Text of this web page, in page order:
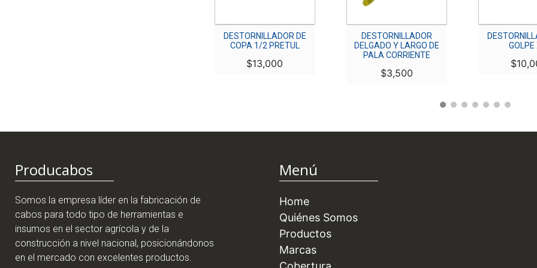
DESTORNILLADOR DE
COPA 1/2 PRETUL
$13,000
DESTORNILLADOR
DELGADO Y LARGO DE
PALA CORRIENTE
$3,500
GOLPE
$
Producabos
Somos la empresa líder en la fabricación de
cabos para todo tipo de herramientas e
insumos en el sector agrícola y de la
construcción a nivel nacional, posicionándonos
en el mercado con excelentes productos.
Menú
Home
Quiénes Somos
Productos
Marcas
Cobertura